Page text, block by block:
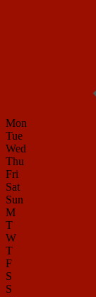
Mon
Tue
Wed
Thu
Fri
Sat
Sun
M
T
W
T
F
S
S